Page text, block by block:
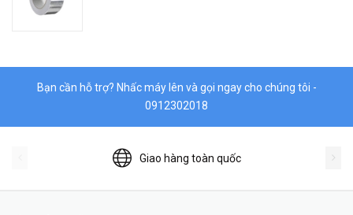
Bạn cần hỗ trợ? Nhấc máy lên và gọi ngay cho chúng tôi -
0912302018
Giao hàng toàn quốc